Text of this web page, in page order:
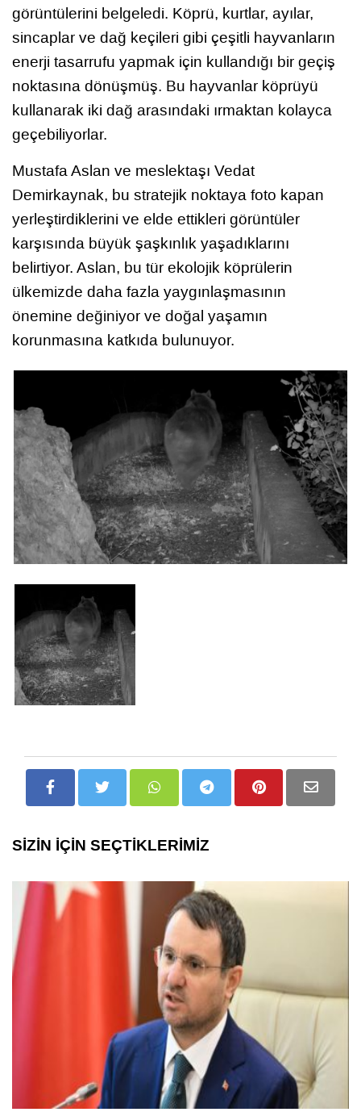
görüntülerini belgeledi. Köprü, kurtlar, ayılar,
sincaplar ve dağ keçileri gibi çeşitli hayvanların
enerji tasarrufu yapmak için kullandığı bir geçiş
noktasına dönüşmüş. Bu hayvanlar köprüyü
kullanarak iki dağ arasındaki ırmaktan kolayca
geçebiliyorlar.
Mustafa Aslan ve meslektaşı Vedat
Demirkaynak, bu stratejik noktaya foto kapan
yerleştirdiklerini ve elde ettikleri görüntüler
karşısında büyük şaşkınlık yaşadıklarını
belirtiyor. Aslan, bu tür ekolojik köprülerin
ülkemizde daha fazla yaygınlaşmasının
önemine değiniyor ve doğal yaşamın
korunmasına katkıda bulunuyor.
SİZİN İÇİN SEÇTİKLERİMİZ